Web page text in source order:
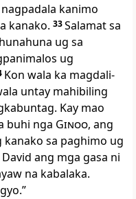
kanimo
kanako. 33Salamat sa
ug sa
ug
Kon wala ka magdali-
untay mahibiling
Kay mao
buhi nga Ginoo, ang
kanako sa paghimo ug
ang mga gasa ni
na kabalaka.